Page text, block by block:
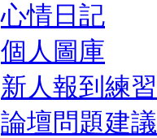
心情日記
個人圖庫
新人報到練習
論壇問題建議